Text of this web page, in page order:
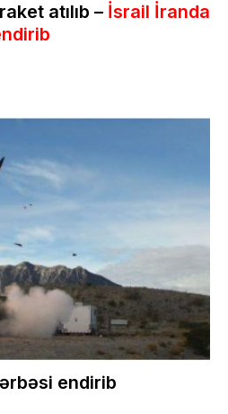
atılıb – İsrail İranda
endirib